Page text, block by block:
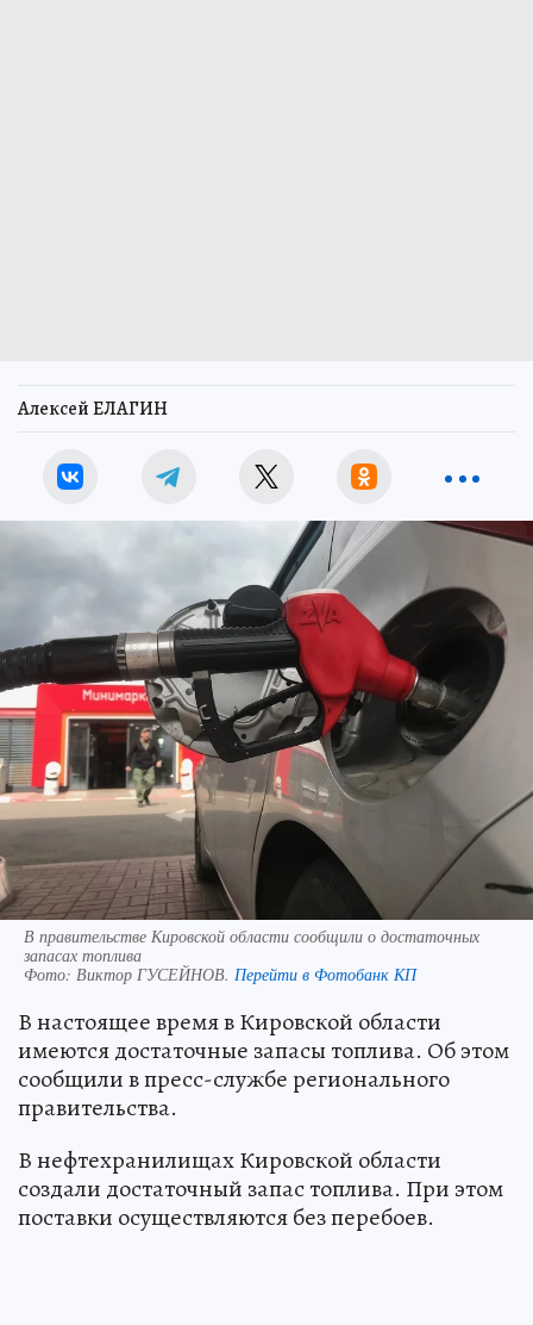
Алексей ЕЛАГИН
В правительстве Кировской области сообщили о достаточных
запасах топлива
Фото: Виктор ГУСЕЙНОВ. Перейти в Фотобанк КП
В настоящее время в Кировской области
имеются достаточные запасы топлива. Об этом
сообщили в пресс-службе регионального
правительства.
В нефтехранилищах Кировской области
создали достаточный запас топлива. При этом
поставки осуществляются без перебоев.